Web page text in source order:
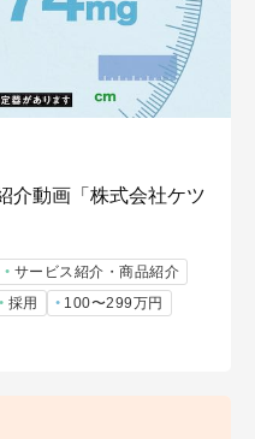
介動画「株式会社ケツ
サービス紹介・商品紹介
採用
100〜299万円